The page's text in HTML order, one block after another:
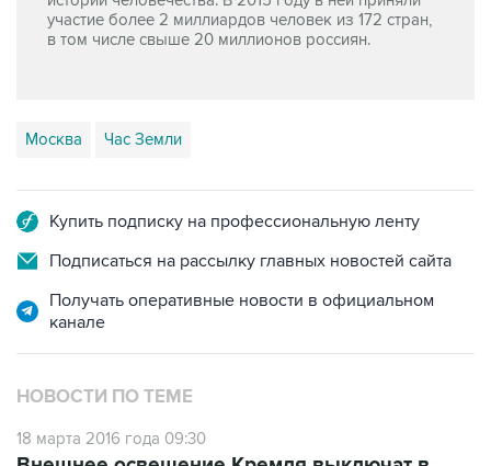
участие более 2 миллиардов человек из 172 стран,
в том числе свыше 20 миллионов россиян.
Москва Час Земли
Купить подписку на профессиональную ленту
Подписаться на рассылку главных новостей сайта
Получать оперативные новости в официальном
канале
НОВОСТИ ПО ТЕМЕ
18 марта 2016 года 09:30